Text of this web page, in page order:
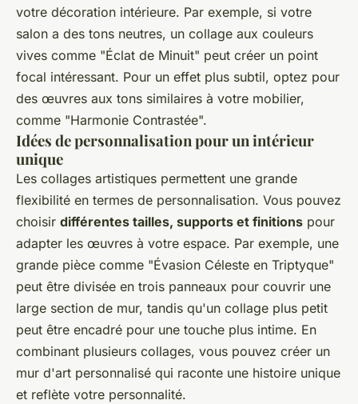
votre décoration intérieure. Par exemple, si votre
salon a des tons neutres, un collage aux couleurs
vives comme "Éclat de Minuit" peut créer un point
focal intéressant. Pour un effet plus subtil, optez pour
des œuvres aux tons similaires à votre mobilier,
comme "Harmonie Contrastée".
Idées de personnalisation pour un intérieur
unique
Les collages artistiques permettent une grande
flexibilité en termes de personnalisation. Vous pouvez
choisir différentes tailles, supports et finitions pour
adapter les œuvres à votre espace. Par exemple, une
grande pièce comme "Évasion Céleste en Triptyque"
peut être divisée en trois panneaux pour couvrir une
large section de mur, tandis qu'un collage plus petit
peut être encadré pour une touche plus intime. En
combinant plusieurs collages, vous pouvez créer un
mur d'art personnalisé qui raconte une histoire unique
et reflète votre personnalité.